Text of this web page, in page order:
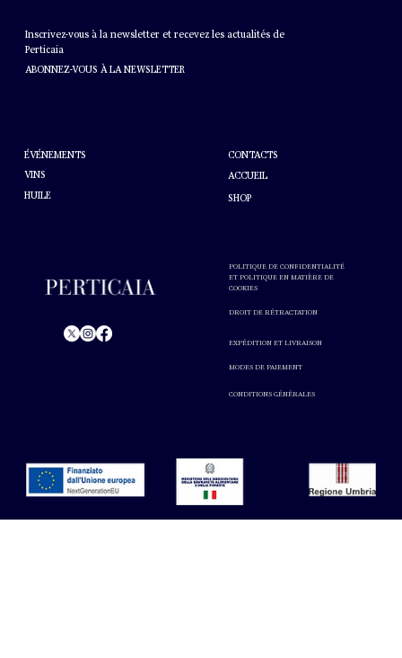
Inscrivez-vous à la newsletter et recevez les actualités de
Perticaia
ABONNEZ-VOUS À LA NEWSLETTER
POLITIQUE DE CONFIDENTIALITÉ
ET POLITIQUE EN MATIÈRE DE
COOKIES
MODES DE PAIEMENT
CONDITIONS GÉNÉRALES
EXPÉDITION ET LIVRAISON
DROIT DE RÉTRACTATION
ÉVÉNEMENTS
VINS
HUILE
CONTACTS
ACCUEIL
SHOP